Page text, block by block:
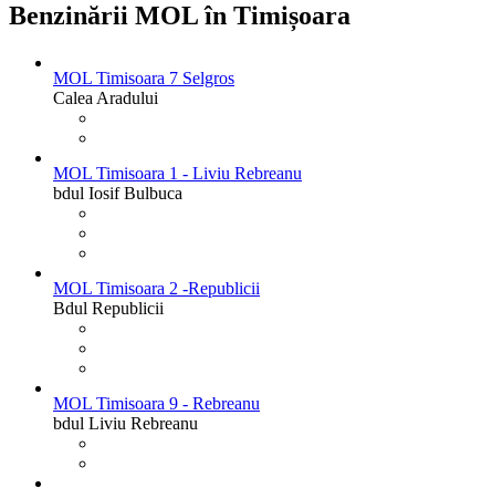
Benzinării MOL în Timișoara
MOL Timisoara 7 Selgros
Calea Aradului
MOL Timisoara 1 - Liviu Rebreanu
bdul Iosif Bulbuca
MOL Timisoara 2 -Republicii
Bdul Republicii
MOL Timisoara 9 - Rebreanu
bdul Liviu Rebreanu